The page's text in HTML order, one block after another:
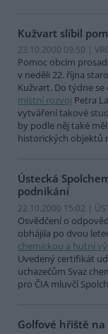
Kužvart slíbil
23.10.2000 09:50 |
Pomoc obcím
v neděli 22. října
Kužvart. Do týdne
místní rozvoj Petra
vytváření takové
by podle něj také
historických objektů
Ústecká
podnikání
22.10.2000 15:02 |
Osvědčení o
obhájila po dvou
chemickou a hutní
Uvedený certifikát
uchazečům Svaz
pro ČIA mluvčí
Golfové hřiště